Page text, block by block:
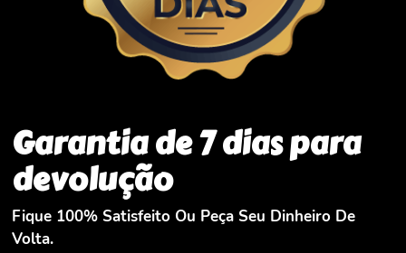
Garantia de 7 dias para
devolução
Fique 100% Satisfeito Ou Peça Seu Dinheiro De
Volta.